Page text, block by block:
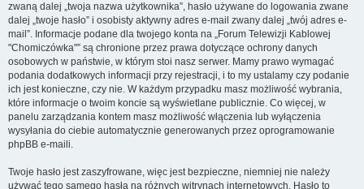
zwaną dalej „twoja nazwa użytkownika”, hasło używane do logowania zwane
dalej „twoje hasło” i osobisty aktywny adres e-mail zwany dalej „twój adres e-
mail”. Informacje podane dla twojego konta na „Forum Telewizji Kablowej
"Chomiczówka"” są chronione przez prawa dotyczące ochrony danych
osobowych w państwie, w którym stoi nasz serwer. Mamy prawo wymagać
podania dodatkowych informacji przy rejestracji, i to my ustalamy czy podanie
ich jest konieczne, czy nie. W każdym przypadku masz możliwość wybrania,
które informacje o twoim koncie są wyświetlane publicznie. Co więcej, w
panelu zarządzania kontem masz możliwość włączenia lub wyłączenia
wysyłania do ciebie automatycznie generowanych przez oprogramowanie
phpBB e-maili.
Twoje hasło jest zaszyfrowane, więc jest bezpieczne, niemniej nie należy
używać tego samego hasła na różnych witrynach internetowych. Hasło to